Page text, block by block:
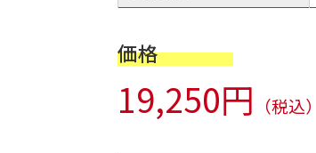
価格
19,250円 （税込）